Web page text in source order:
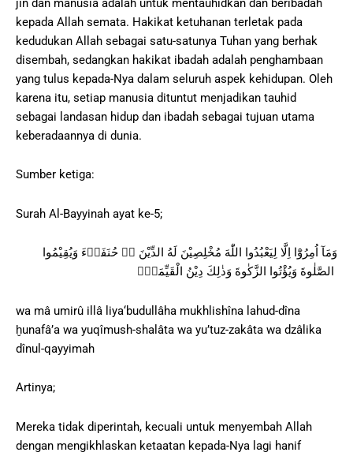
jin dan manusia adalah untuk mentauhidkan dan beribadah
kepada Allah semata. Hakikat ketuhanan terletak pada
kedudukan Allah sebagai satu-satunya Tuhan yang berhak
disembah, sedangkan hakikat ibadah adalah penghambaan
yang tulus kepada-Nya dalam seluruh aspek kehidupan. Oleh
karena itu, setiap manusia dituntut menjadikan tauhid
sebagai landasan hidup dan ibadah sebagai tujuan utama
keberadaannya di dunia.
Sumber ketiga:
Surah Al-Bayyinah ayat ke-5;
وَمَآ اُمِرُوْٓا اِلَّا لِيَعْبُدُوا اللّٰهَ مُخْلِصِيْنَ لَهُ الدِّيْنَ ەۙ حُنَفَاۤءَ وَيُقِيْمُوا
wa mâ umirû illâ liya‘budullâha mukhlishîna lahud-dîna
ḫunafâ’a wa yuqîmush-shalâta wa yu’tuz-zakâta wa dzâlika
dînul-qayyimah
Artinya;
Mereka tidak diperintah, kecuali untuk menyembah Allah
dengan mengikhlaskan ketaatan kepada-Nya lagi hanif